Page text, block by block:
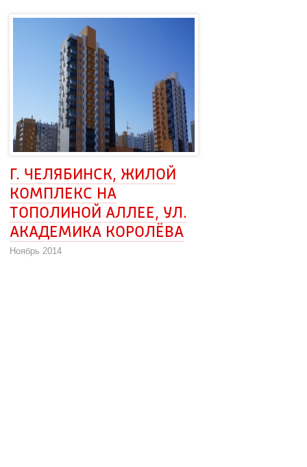
Г. ЧЕЛЯБИНСК, ЖИЛОЙ
КОМПЛЕКС НА
ТОПОЛИНОЙ АЛЛЕЕ, УЛ.
АКАДЕМИКА КОРОЛЁВА
Ноябрь 2014